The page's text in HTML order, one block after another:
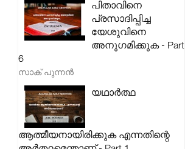
പിതാവിനെ
പ്രസാദിപ്പിച്ച
യേശുവിനെ
അനുഗമിക്കുക - Part
6
സാക് പുന്നൻ
യഥാർത്ഥ
ആത്മീയനായിരിക്കുക എന്നതിന്റെ